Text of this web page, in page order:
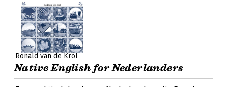
Ronald van de Krol
Native English for Nederlanders